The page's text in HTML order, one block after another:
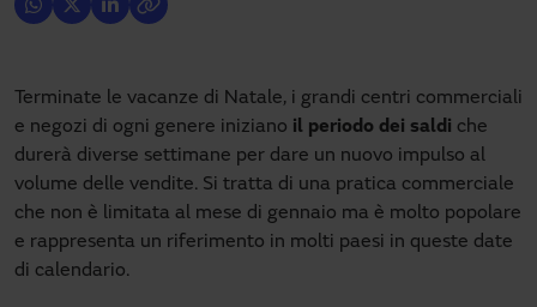
Terminate le vacanze di Natale, i grandi centri commerciali
e negozi di ogni genere iniziano il periodo dei saldi che
durerà diverse settimane per dare un nuovo impulso al
volume delle vendite. Si tratta di una pratica commerciale
che non è limitata al mese di gennaio ma è molto popolare
e rappresenta un riferimento in molti paesi in queste date
di calendario.